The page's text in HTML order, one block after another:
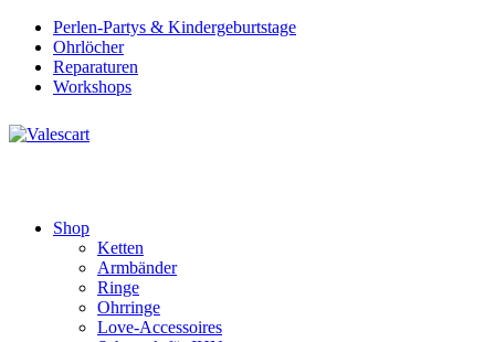
Perlen-Partys & Kindergeburtstage
Ohrlöcher
Reparaturen
Workshops
Shop
Ketten
Armbänder
Ringe
Ohrringe
Love-Accessoires